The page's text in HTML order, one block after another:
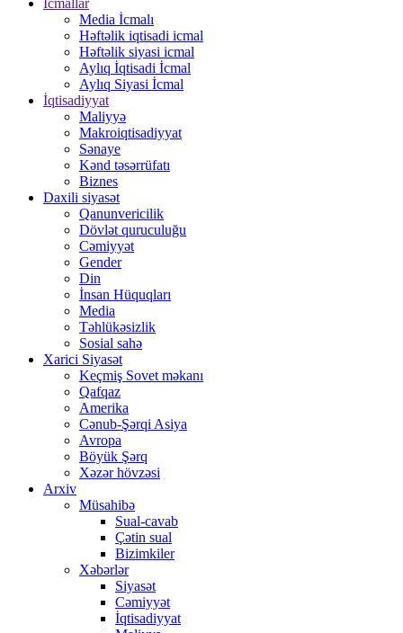
İcmallar
Media İcmalı
Həftəlik iqtisadi icmal
Həftəlik siyasi icmal
Aylıq İqtisadi İcmal
Aylıq Siyasi İcmal
İqtisadiyyat
Maliyyə
Makroiqtisadiyyat
Sənaye
Kənd təsərrüfatı
Biznes
Daxili siyasət
Qanunvericilik
Dövlət quruculuğu
Cəmiyyət
Gender
Din
İnsan Hüquqları
Media
Təhlükəsizlik
Sosial sahə
Xarici Siyasət
Keçmiş Sovet məkanı
Qafqaz
Amerika
Cənub-Şərqi Asiya
Avropa
Böyük Şərq
Xəzər hövzəsi
Arxiv
Müsahibə
Sual-cavab
Çətin sual
Bizimkiler
Xəbərlər
Siyasət
Cəmiyyət
İqtisadiyyat